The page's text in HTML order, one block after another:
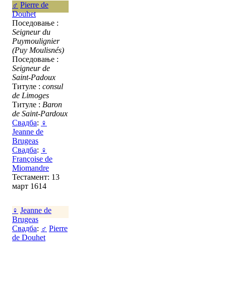
♂ Pierre de
Douhet
Поседовање :
Seigneur du
Puymoulignier
(Puy Moulisnés)
Поседовање :
Seigneur de
Saint-Padoux
Титуле : consul
de Limoges
Титуле : Baron
de Saint-Pardoux
Свадба: ♀
Jeanne de
Brugeas
Свадба: ♀
Françoise de
Miomandre
Тестамент: 13
март 1614
♀ Jeanne de
Brugeas
Свадба: ♂ Pierre
de Douhet